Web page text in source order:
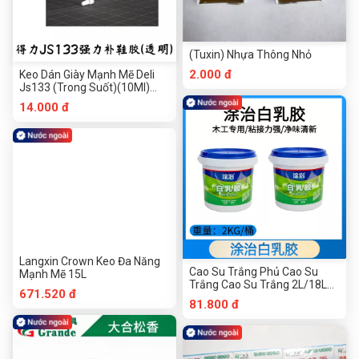
Keo Dán Giày Mạnh Mẽ Deli
Js133 (Trong Suốt)(10Ml)
Dụng Cụ Phần Cứng
Chuanmu
14.000 đ
Langxin Crown Keo Đa Năng
Mạnh Mẽ 15L
671.520 đ
(Tuxin) Nhựa Thông Nhỏ
2.000 đ
Cao Su Trắng Phủ Cao Su
Trắng Cao Su Trắng 2L/18L
Cao Su Gỗ Xây Dựng Cao Su
Trắng Gỗ Cao Su Trắng Cao
Su Trắng Cao Su Trắng Cao
Su Trắng Nước Cao Su Nội
81.800 đ